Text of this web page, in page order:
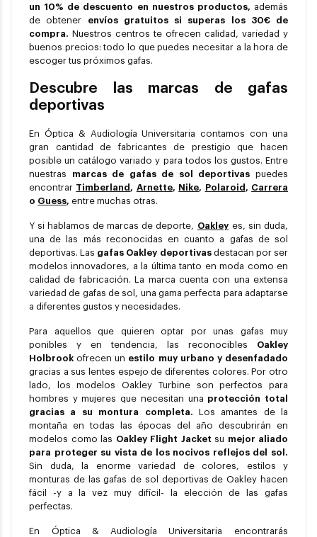
un 10% de descuento en nuestros productos, además
de obtener
envíos gratuitos si superas los 30€ de
compra.
Nuestros centros te ofrecen calidad, variedad y
buenos precios: todo lo que puedes necesitar a la hora de
escoger tus próximos gafas.
Descubre las marcas de gafas
deportivas
En Óptica & Audiología Universitaria contamos con una
gran cantidad de fabricantes de prestigio que hacen
posible un catálogo variado y para todos los gustos. Entre
nuestras
marcas de gafas de sol deportivaspuedes
encontrar Timberland , Arnette, Nike, Polaroid , Carrera
o Guess, entre muchas otras.
Y si hablamos de marcas de deporte, Oakley es, sin duda,
una de las más reconocidas en cuanto a gafas de sol
deportivas. Las gafas Oakley deportivasdestacan por ser
modelos innovadores, a la última tanto en moda como en
calidad de fabricación. La marca cuenta con una extensa
variedad de gafas de sol, una gama perfecta para adaptarse
a diferentes gustos y necesidades.
Para aquellos que quieren optar por unas gafas muy
ponibles y en tendencia, las reconocibles Oakley
Holbrook ofrecen un estilo muy urbano y desenfadado
gracias a sus lentes espejo de diferentes colores. Por otro
lado, los modelos Oakley Turbine son perfectos para
hombres y mujeres que necesitan una protección total
gracias a su montura completa.
Los amantes de la
montaña en todas las épocas del año descubrirán en
modelos como las Oakley Flight Jacket su mejor aliado
para proteger su vista de los nocivos reflejos del sol.
Sin duda, la enorme variedad de colores, estilos y
monturas de las gafas de sol deportivas de Oakley hacen
fácil -y a la vez muy difícil- la elección de las gafas
perfectas.
En Óptica & Audiología Universitaria encontrarás